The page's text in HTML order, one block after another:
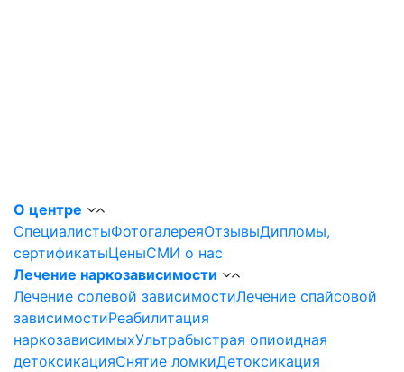
О центре
СпециалистыФотогалереяОтзывыДипломы,
сертификатыЦеныСМИ о нас
Лечение наркозависимости
Лечение солевой зависимостиЛечение спайсовой
зависимостиРеабилитация
наркозависимыхУльтрабыстрая опиоидная
детоксикацияСнятие ломкиДетоксикация